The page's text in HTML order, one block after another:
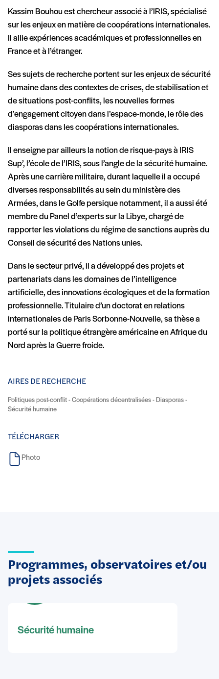
Kassim Bouhou est chercheur associé à l’IRIS, spécialisé
sur les enjeux en matière de coopérations internationales.
Il allie expériences académiques et professionnelles en
France et à l’étranger.
Ses sujets de recherche portent sur les enjeux de sécurité
humaine dans des contextes de crises, de stabilisation et
de situations post-conflits, les nouvelles formes
d’engagement citoyen dans l’espace-monde, le rôle des
diasporas dans les coopérations internationales.
Il enseigne par ailleurs la notion de risque-pays à IRIS
Sup’, l’école de l’IRIS, sous l’angle de la sécurité humaine.
Après une carrière militaire, durant laquelle il a occupé
diverses responsabilités au sein du ministère des
Armées, dans le Golfe persique notamment, il a aussi été
membre du Panel d’experts sur la Libye, chargé de
rapporter les violations du régime de sanctions auprès du
Conseil de sécurité des Nations unies.
Dans le secteur privé, il a développé des projets et
partenariats dans les domaines de l’intelligence
artificielle, des innovations écologiques et de la formation
professionnelle. Titulaire d’un doctorat en relations
internationales de Paris Sorbonne-Nouvelle, sa thèse a
porté sur la politique étrangère américaine en Afrique du
Nord après la Guerre froide.
AIRES DE RECHERCHE
Politiques post-conflit - Coopérations décentralisées - Diasporas -
Sécurité humaine
TÉLÉCHARGER
Photo
Programmes, observatoires et/ou
projets associés
Sécurité humaine